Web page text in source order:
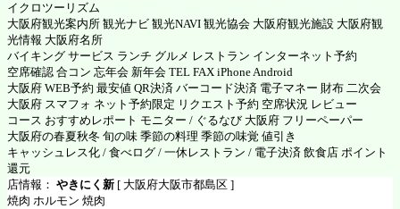
イクロツーリズム
大阪府観光案内所 観光ナビ 観光NAVI 観光協会 大阪府観光施設 大阪府観
光情報 大阪府名所
バイキング サービス ランチ グルメ レストラン インターネット予約
空席確認 合コン 忘年会 新年会 TEL FAX iPhone Android
大阪府 WEB予約 最安値 QR決済 バーコード決済 電子マネー 財布 二次会
大阪府 スマフォ ネット予約限定 リクエスト予約 空席状況 レビュー
コース おすすめレポート モニター / ぐるなび 大阪府 フリーペーパー
大阪府の春夏秋冬 旬の味 季節の料理 季節の味覚 値引き
キャッシュレス化 / 食べログ / 一休レストラン / 電子決済 飲食店 ポイント
還元
店情報： やきにく新 [ 大阪府大阪市都島区 ]
焼肉 ホルモン 焼肉